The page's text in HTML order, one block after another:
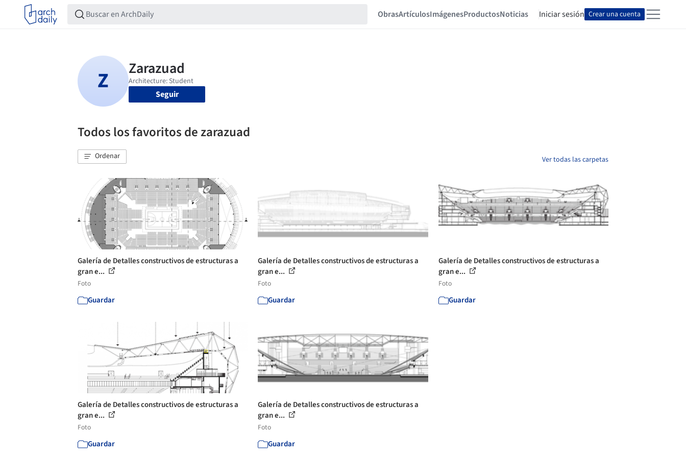
ObrasArtículosImágenesProductosNoticias Iniciar sesión Crear una cuenta
Seguir
Todos los favoritos de zarazuad
Ordenar Ver todas las carpetas
Galería de Detalles constructivos de estructuras a
gran e...
Foto
Guardar
Galería de Detalles constructivos de estructuras a
gran e...
Foto
Guardar
Galería de Detalles constructivos de estructuras a
gran e...
Foto
Guardar
Galería de Detalles constructivos de estructuras a
gran e...
Foto
Guardar
Galería de Detalles constructivos de estructuras a
gran e...
Foto
Guardar